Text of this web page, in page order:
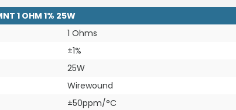
1 OHM 1% 25W
1 Ohms
±1%
25W
Wirewound
±50ppm/°C